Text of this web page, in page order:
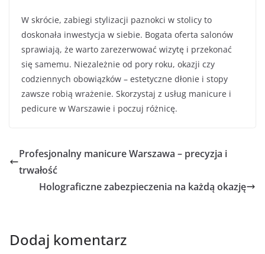
W skrócie, zabiegi stylizacji paznokci w stolicy to
doskonała inwestycja w siebie. Bogata oferta salonów
sprawiają, że warto zarezerwować wizytę i przekonać
się samemu. Niezależnie od pory roku, okazji czy
codziennych obowiązków – estetyczne dłonie i stopy
zawsze robią wrażenie. Skorzystaj z usług manicure i
pedicure w Warszawie i poczuj różnicę.
Profesjonalny manicure Warszawa – precyzja i
trwałość
Holograficzne zabezpieczenia na każdą okazję
Dodaj komentarz